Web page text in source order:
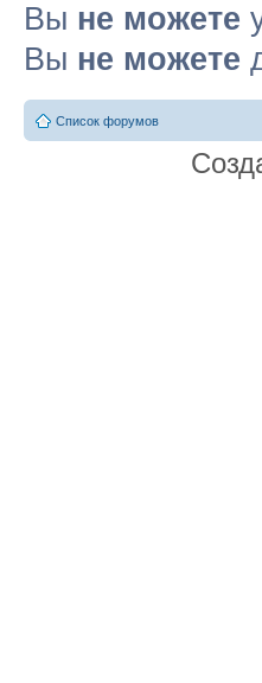
Вы не можете
Вы не можете
Список форумов